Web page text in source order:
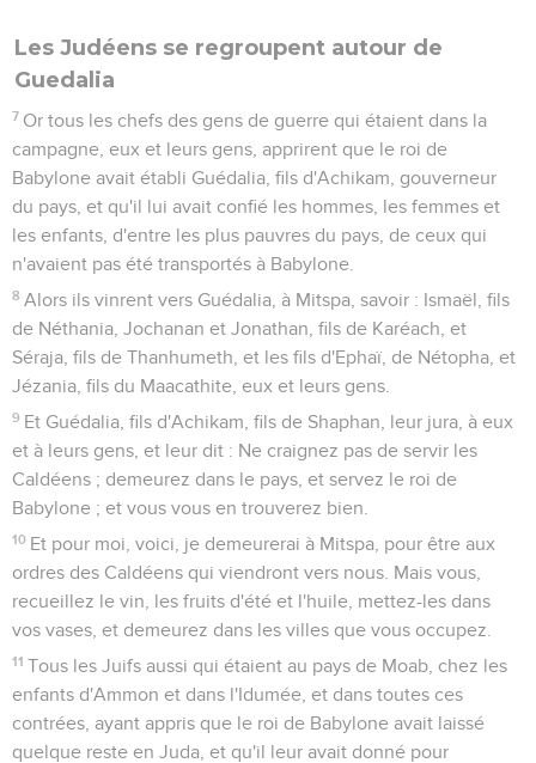
Les Judéens se regroupent autour de
Guedalia
7 Or tous les chefs des gens de guerre qui étaient dans la
campagne, eux et leurs gens, apprirent que le roi de
Babylone avait établi Guédalia, fils d'Achikam, gouverneur
du pays, et qu'il lui avait confié les hommes, les femmes et
les enfants, d'entre les plus pauvres du pays, de ceux qui
n'avaient pas été transportés à Babylone.
8 Alors ils vinrent vers Guédalia, à Mitspa, savoir : Ismaël, fils
de Néthania, Jochanan et Jonathan, fils de Karéach, et
Séraja, fils de Thanhumeth, et les fils d'Ephaï, de Nétopha, et
Jézania, fils du Maacathite, eux et leurs gens.
9 Et Guédalia, fils d'Achikam, fils de Shaphan, leur jura, à eux
et à leurs gens, et leur dit : Ne craignez pas de servir les
Caldéens ; demeurez dans le pays, et servez le roi de
Babylone ; et vous vous en trouverez bien.
10 Et pour moi, voici, je demeurerai à Mitspa, pour être aux
ordres des Caldéens qui viendront vers nous. Mais vous,
recueillez le vin, les fruits d'été et l'huile, mettez-les dans
vos vases, et demeurez dans les villes que vous occupez.
11 Tous les Juifs aussi qui étaient au pays de Moab, chez les
enfants d'Ammon et dans l'Idumée, et dans toutes ces
contrées, ayant appris que le roi de Babylone avait laissé
quelque reste en Juda, et qu'il leur avait donné pour